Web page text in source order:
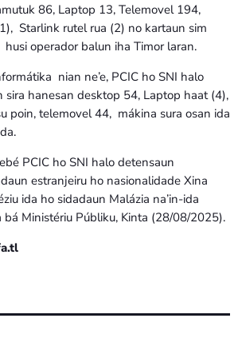
86, Laptop 13, Telemovel 194,
Starlink rutel rua (2) no kartaun sim
operador balun iha Timor laran.
nian ne’e, PCIC ho SNI halo
sira hanesan desktop 54, Laptop haat (4),
poin, telemovel 44, mákina sura osan ida
PCIC ho SNI halo detensaun
estranjeiru ho nasionalidade Xina
ida ho sidadaun Malázia na’in-ida
bá Ministériu Públiku, Kinta (28/08/2025).